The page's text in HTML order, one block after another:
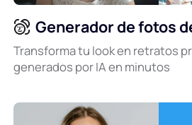
Generador de fotos
Transforma tu look en retratos
generados por IA en minutos